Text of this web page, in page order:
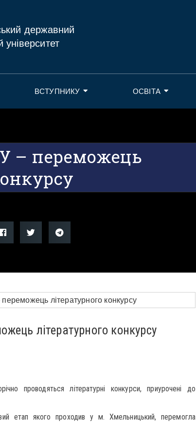
державний
ВСТУПНИКУ ОСВІТА
– переможець
літературного конкурсу
проводяться літературні конкурси, приурочені до
етап якого проходив у м. Хмельницький, перемогла